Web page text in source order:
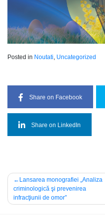
Posted in Noutati Uncategorized
Share on Facebook
Share on LinkedIn
Navigare
în
articole
Lansarea monografiei „Analiza
criminologică şi prevenirea
infracţiunii de omor”